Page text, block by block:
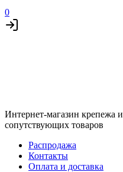
0
Интернет-магазин крепежа и
сопутствующих товаров
Распродажа
Контакты
Оплата и доставка